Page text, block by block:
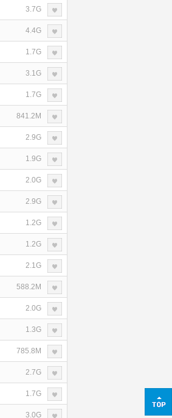
3.7G
4.4G
1.7G
3.1G
1.7G
841.2M
2.9G
1.9G
2.0G
2.9G
1.2G
1.2G
2.1G
588.2M
2.0G
1.3G
785.8M
2.7G
1.7G
3.0G